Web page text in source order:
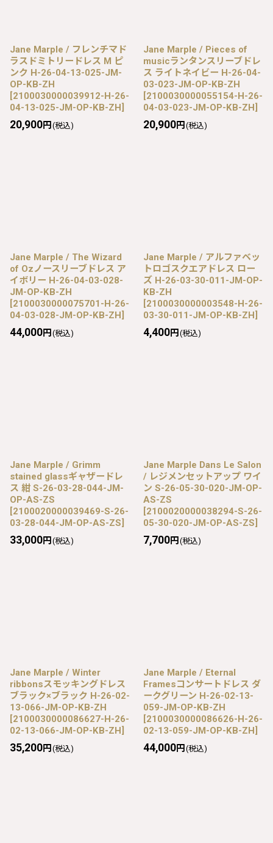
Jane Marple / フレンチマド
ラスドミトリードレス M ピ
ンク H-26-04-13-025-JM-
OP-KB-ZH
[2100030000039912-H-26-
04-13-025-JM-OP-KB-ZH]
20,900円 (税込)
Jane Marple / Pieces of
musicランタンスリーブドレ
ス ライトネイビー H-26-04-
03-023-JM-OP-KB-ZH
[2100030000055154-H-26-
04-03-023-JM-OP-KB-ZH]
20,900円 (税込)
Jane Marple / The Wizard
of Ozノースリーブドレス ア
イボリー H-26-04-03-028-
JM-OP-KB-ZH
[2100030000075701-H-26-
04-03-028-JM-OP-KB-ZH]
44,000円 (税込)
Jane Marple / アルファベッ
トロゴスクエアドレス ロー
ズ H-26-03-30-011-JM-OP-
KB-ZH
[2100030000003548-H-26-
03-30-011-JM-OP-KB-ZH]
4,400円 (税込)
Jane Marple / Grimm
stained glassギャザードレ
ス 紺 S-26-03-28-044-JM-
OP-AS-ZS
[2100020000039469-S-26-
03-28-044-JM-OP-AS-ZS]
33,000円 (税込)
Jane Marple Dans Le Salon
/ レジメンセットアップ ワイ
ン S-26-05-30-020-JM-OP-
AS-ZS
[2100020000038294-S-26-
05-30-020-JM-OP-AS-ZS]
7,700円 (税込)
Jane Marple / Winter
ribbonsスモッキングドレス
ブラック×ブラック H-26-02-
13-066-JM-OP-KB-ZH
[2100030000086627-H-26-
02-13-066-JM-OP-KB-ZH]
35,200円 (税込)
Jane Marple / Eternal
Framesコンサートドレス ダ
ークグリーン H-26-02-13-
059-JM-OP-KB-ZH
[2100030000086626-H-26-
02-13-059-JM-OP-KB-ZH]
44,000円 (税込)